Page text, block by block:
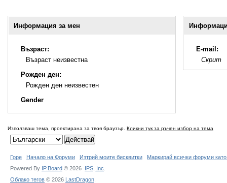
Информация за мен
Възраст:
Възраст неизвестна
Рожден ден:
Рожден ден неизвестен
Gender
E-mail:
Скрит
Използваш тема, проектирана за твоя браузър. Кликни тук за ръчен избор на тема
Горе Начало на Форуми Изтрий моите бисквитки
Маркирай всички форуми
Powered By IP.Board © 2026 IPS, Inc
Облако тегов © 2026 LastDragon